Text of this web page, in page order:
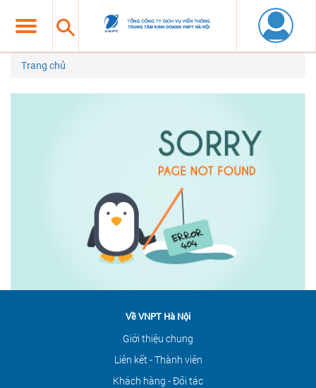
Trang chủ
Về VNPT Hà Nội
Giới thiệu chung
Liên kết - Thành viên
Khách hàng - Đối tác